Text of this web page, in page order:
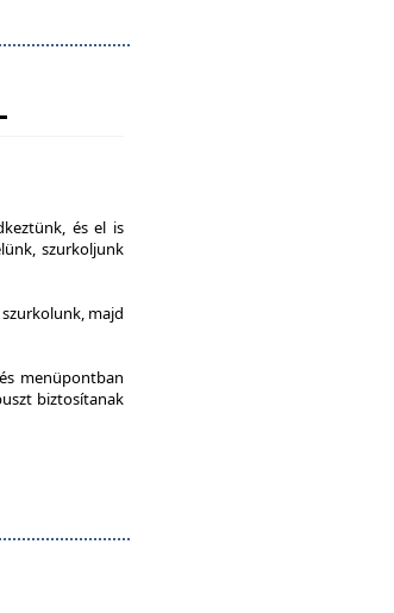
és el is
szurkoljunk
majd
menüpontban
biztosítanak